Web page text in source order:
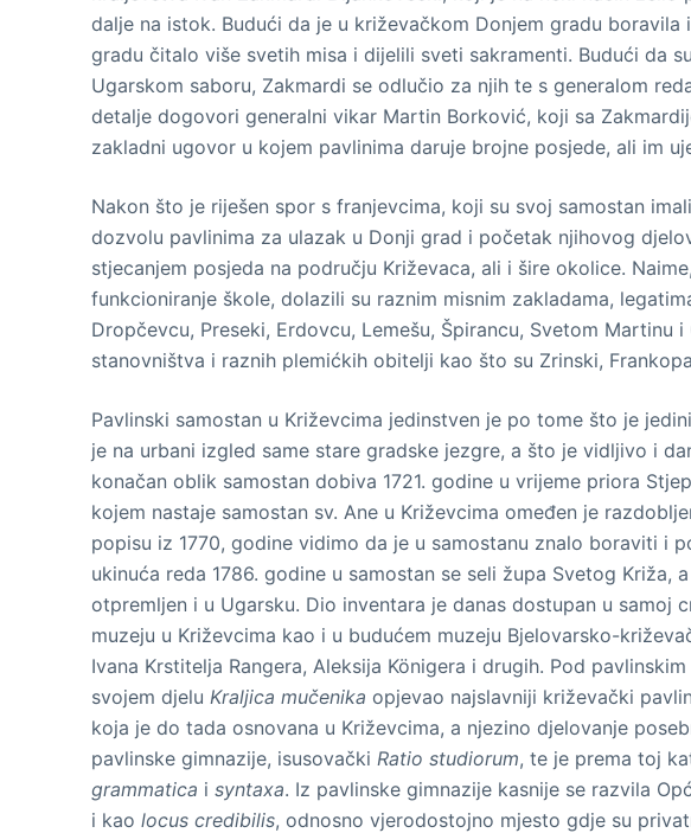
dalje na istok. Budući da je u križevačkom Donjem gradu
gradu čitalo više svetih misa i dijelili sveti sakramenti. Budući da
Ugarskom saboru, Zakmardi se odlučio za njih te s generalom
detalje dogovori generalni vikar Martin Borković, koji sa
zakladni ugovor u kojem pavlinima daruje brojne posjede, ali im
Nakon što je riješen spor s franjevcima, koji su svoj samostan
dozvolu pavlinima za ulazak u Donji grad i početak njihovog
stjecanjem posjeda na području Križevaca, ali i šire okolice.
funkcioniranje škole, dolazili su raznim misnim zakladama,
Dropčevcu, Preseki, Erdovcu, Lemešu, Špirancu, Svetom
stanovništva i raznih plemićkih obitelji kao što su Zrinski,
Pavlinski samostan u Križevcima jedinstven je po tome što je
je na urbani izgled same stare gradske jezgre, a što je vidljivo i
konačan oblik samostan dobiva 1721. godine u vrijeme priora
kojem nastaje samostan sv. Ane u Križevcima omeđen je
popisu iz 1770, godine vidimo da je u samostanu znalo boraviti i
ukinuća reda 1786. godine u samostan se seli župa Svetog
otpremljen i u Ugarsku. Dio inventara je danas dostupan u samoj
muzeju u Križevcima kao i u budućem muzeju Bjelovarsko-
Ivana Krstitelja Rangera, Aleksija Königera i drugih. Pod
svojem djeluKraljica mučenika opjevao najslavniji križevački
koja je do tada osnovana u Križevcima, a njezino djelovanje
pavlinske gimnazije, isusovačkiRatio studiorum, te je prema toj
grammatica i syntaxa. Iz pavlinske gimnazije kasnije se razvila
i kaolocus credibilis, odnosno vjerodostojno mjesto gdje su